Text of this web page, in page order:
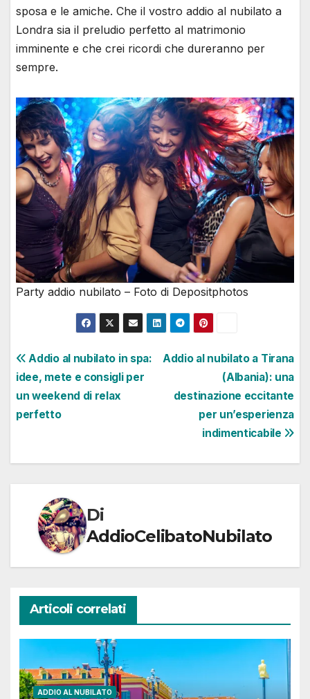
sposa e le amiche. Che il vostro addio al nubilato a
Londra sia il preludio perfetto al matrimonio
imminente e che crei ricordi che dureranno per
sempre.
Party addio nubilato – Foto di Depositphotos
Navigazione
articoli
Addio al nubilato a Tirana
(Albania): una
destinazione eccitante
per un’esperienza
indimenticabile
Addio al nubilato in spa:
idee, mete e consigli per
un weekend di relax
perfetto
Di
AddioCelibatoNubilato
Articoli correlati
ADDIO AL NUBILATO